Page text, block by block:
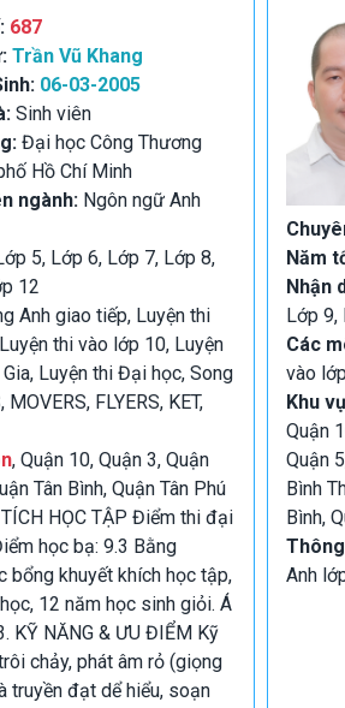
687
Trần Vũ Khang
06-03-2005
Sinh viên
Đại học Công Thương
Hồ Chí Minh
ngành: Ngôn ngữ Anh
5, Lớp 6, Lớp 7, Lớp 8,
12
Anh giao tiếp, Luyện thi
thi vào lớp 10, Luyện
Luyện thi Đại học, Song
FLYERS, KET,
, Quận 10, Quận 3, Quận
Tân Bình, Quận Tân Phú
HỌC TẬP Điểm thi đại
học bạ: 9.3 Bằng
bổng khuyết khích học tập,
12 năm học sinh giỏi. Á
KỸ NĂNG & ƯU ĐIỂM Kỹ
chảy, phát âm rỏ (giọng
truyền đạt dể hiểu, soạn
Năm
Nhận
Lớp 9,
Các
vào
Khu
Quận
Quận
Bình
Bình,
Anh